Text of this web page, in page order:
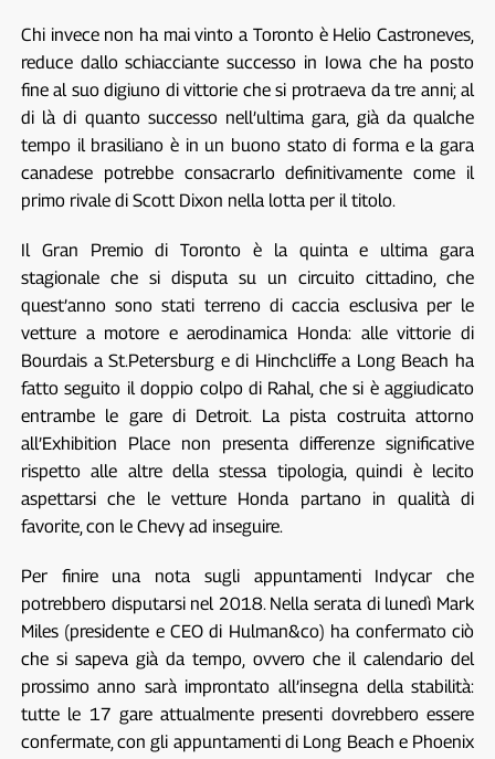
Chi invece non ha mai vinto a Toronto è Helio Castroneves,
reduce dallo schiacciante successo in Iowa che ha posto
fine al suo digiuno di vittorie che si protraeva da tre anni; al
di là di quanto successo nell’ultima gara, già da qualche
tempo il brasiliano è in un buono stato di forma e la gara
canadese potrebbe consacrarlo definitivamente come il
primo rivale di Scott Dixon nella lotta per il titolo.
Il Gran Premio di Toronto è la quinta e ultima gara
stagionale che si disputa su un circuito cittadino, che
quest’anno sono stati terreno di caccia esclusiva per le
vetture a motore e aerodinamica Honda: alle vittorie di
Bourdais a St.Petersburg e di Hinchcliffe a Long Beach ha
fatto seguito il doppio colpo di Rahal, che si è aggiudicato
entrambe le gare di Detroit. La pista costruita attorno
all’Exhibition Place non presenta differenze significative
rispetto alle altre della stessa tipologia, quindi è lecito
aspettarsi che le vetture Honda partano in qualità di
favorite, con le Chevy ad inseguire.
Per finire una nota sugli appuntamenti Indycar che
potrebbero disputarsi nel 2018. Nella serata di lunedì Mark
Miles (presidente e CEO di Hulman&co) ha confermato ciò
che si sapeva già da tempo, ovvero che il calendario del
prossimo anno sarà improntato all’insegna della stabilità:
tutte le 17 gare attualmente presenti dovrebbero essere
confermate, con gli appuntamenti di Long Beach e Phoenix